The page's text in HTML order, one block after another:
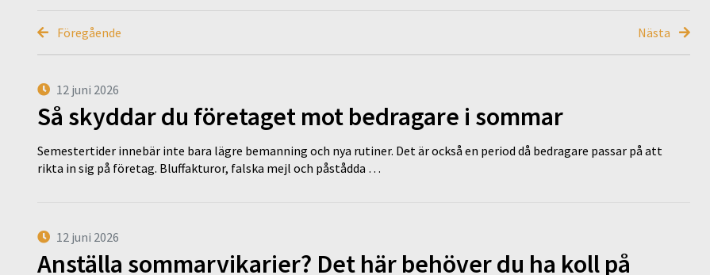
Föregående Nästa
12 juni 2026
Så skyddar du företaget mot bedragare i sommar
Semestertider innebär inte bara lägre bemanning och nya rutiner. Det är också en period då bedragare passar på att
rikta in sig på företag. Bluffakturor, falska mejl och påstådda …
12 juni 2026
Anställa sommarvikarier? Det här behöver du ha koll på